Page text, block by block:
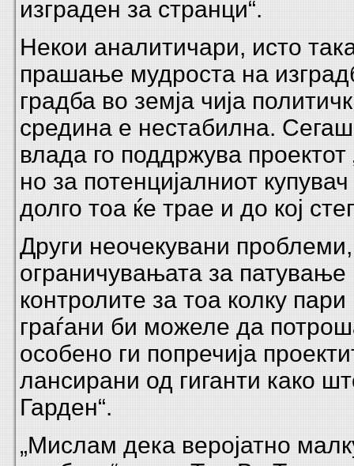
изграден за странци“.
Некои аналитичари, исто
прашање мудроста на
градба во земја чија
средина е нестабилна.
влада го поддржува проектот
но за потенцијалниот
долго тоа ќе трае и до кој
Други неочекувани
ограничувањата за
контролите за тоа колку пари
граѓани би можеле да
особено ги попречија
лансирани од гиганти како
Гарден“.
„Мислам дека веројатно